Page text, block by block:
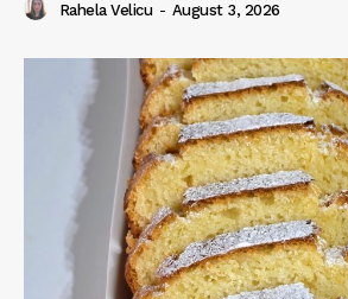
Rahela Velicu - August 3, 2026